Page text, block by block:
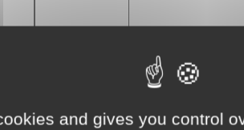
and gives you control